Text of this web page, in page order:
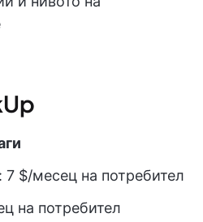
: 7 $/месец на потребител
на потребител